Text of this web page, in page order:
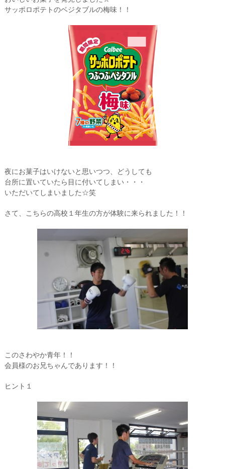
サッポロポテトのベジタブルの梅味！！
夜にお菓子はいけないと思いつつ、どうしても
台所に置いていたら目に付いてしまい・・・
いただいてしまいました☆笑
さて、こちらの高校１年生の方が体験に来られました！！
このさわやか青年！！
会員様のお兄ちゃんであります！！
ヒント１